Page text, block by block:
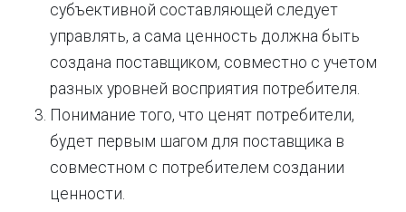
субъективной составляющей следует
управлять, а сама ценность должна быть
создана поставщиком, совместно с учетом
разных уровней восприятия потребителя.
Понимание того, что ценят потребители,
будет первым шагом для поставщика в
совместном с потребителем создании
ценности.